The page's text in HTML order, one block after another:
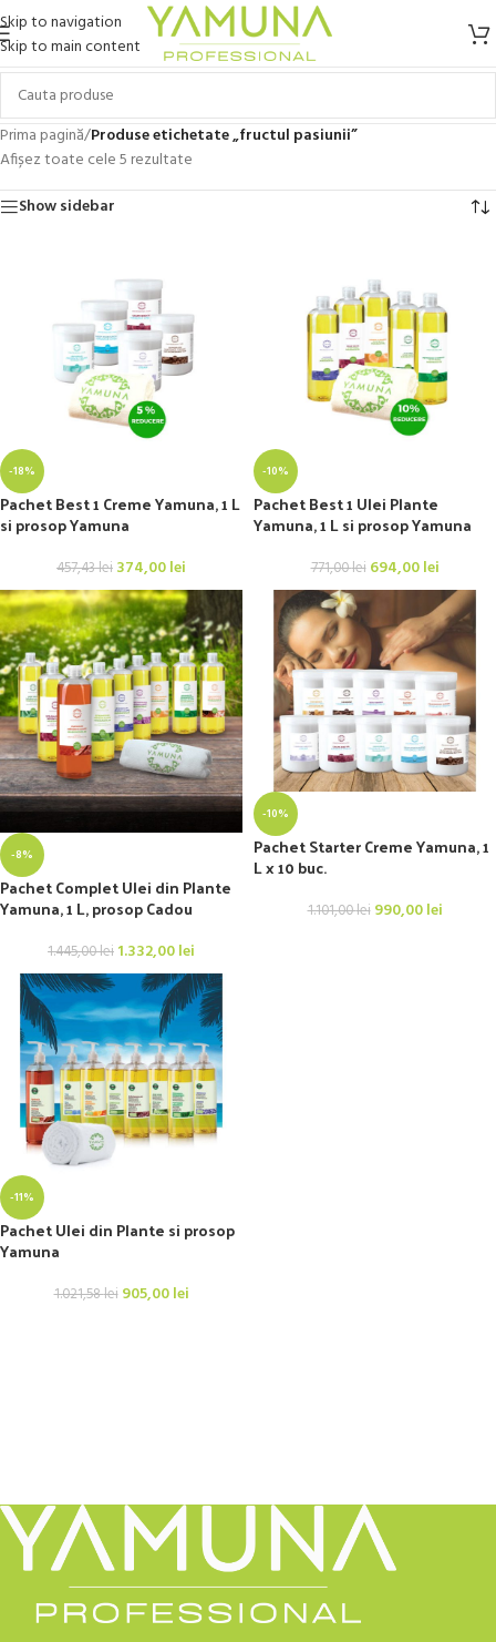
Skip to navigation
Skip to main content
Prima pagină/Produse etichetate „fructul pasiunii”
Afișez toate cele 5 rezultate
Show sidebar
-18%
Pachet Best 1 Creme Yamuna, 1 L
si prosop Yamuna
457,43lei 374,00lei
-10%
Pachet Best 1 Ulei Plante
Yamuna, 1 L si prosop Yamuna
771,00lei 694,00lei
-8%
Pachet Complet Ulei din Plante
Yamuna, 1 L, prosop Cadou
1.445,00lei 1.332,00lei
-10%
Pachet Starter Creme Yamuna, 1
L x 10 buc.
1.101,00lei 990,00lei
-11%
Pachet Ulei din Plante si prosop
Yamuna
1.021,58lei 905,00lei